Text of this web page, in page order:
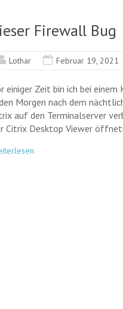
Firewall Bug
Lothar Februar 19, 2021
einiger Zeit bin ich bei
Morgen nach dem
auf den Terminalserver
Citrix Desktop Viewer